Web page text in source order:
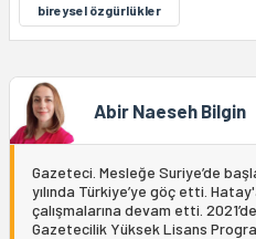
bireysel özgürlükler
Abir Naeseh Bilgin
Gazeteci. Mesleğe Suriye’de
yılında Türkiye’ye göç etti.
çalışmalarına devam etti.
Gazetecilik Yüksek Lisans